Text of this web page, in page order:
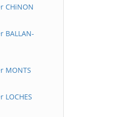
CHiNON
MONTS